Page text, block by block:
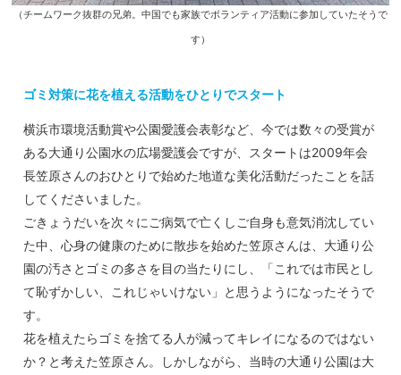
（チームワーク抜群の兄弟。中国でも家族でボランティア活動に参加していたそうで
す）
ゴミ対策に花を植える活動をひとりでスタート
横浜市環境活動賞や公園愛護会表彰など、今では数々の受賞が
ある大通り公園水の広場愛護会ですが、スタートは2009年会
長笠原さんのおひとりで始めた地道な美化活動だったことを話
してくださいました。
ごきょうだいを次々にご病気で亡くしご自身も意気消沈してい
た中、心身の健康のために散歩を始めた笠原さんは、大通り公
園の汚さとゴミの多さを目の当たりにし、「これでは市民とし
て恥ずかしい、これじゃいけない」と思うようになったそうで
す。
花を植えたらゴミを捨てる人が減ってキレイになるのではない
か？と考えた笠原さん。しかしながら、当時の大通り公園は大